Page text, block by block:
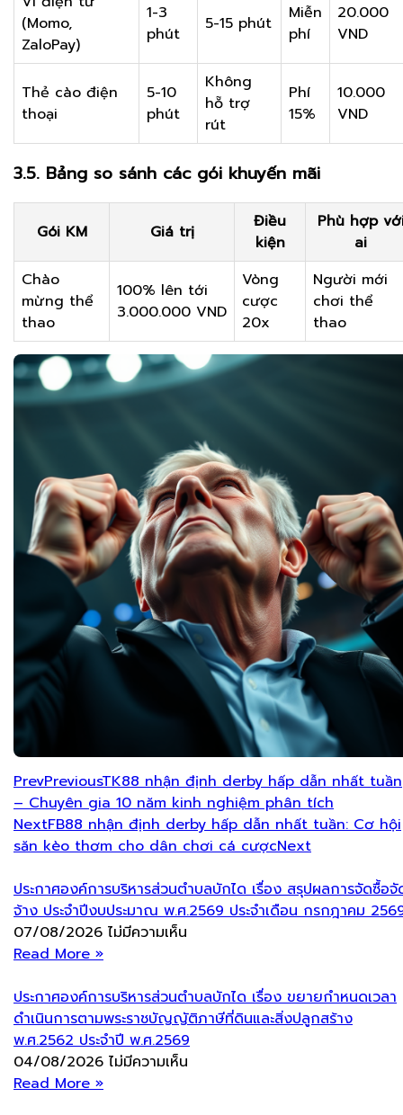
(Momo,
ZaloPay)
1-3
phút
5-15 phút
Miễn
phí
20.000
VND
Thẻ cào điện
thoại
5-10
phút
Không
hỗ trợ
rút
Phí
15%
10.000
VND
3.5. Bảng so sánh các gói khuyến mãi
Gói KM Giá trị
Điều
kiện
Phù hợp
ai
Chào
mừng thể
thao
100% lên tới
3.000.000 VND
Vòng
cược
20x
Người mới
chơi thể
thao
PrevPreviousTK88 nhận định derby hấp dẫn nhất tuần
– Chuyên gia 10 năm kinh nghiệm phân tích
NextFB88 nhận định derby hấp dẫn nhất tuần: Cơ hội
săn kèo thơm cho dân chơi cá cượcNext
ประกาศองค์การบริหารส่วนตำบลบักได เรื่อง สรุปผลการจัดซื้อจั
จ้าง ประจำปีงบประมาณ พ.ศ.2569 ประจำเดือน กรกฎาคม
07/08/2026 ไม่มีความเห็น
Read More »
ประกาศองค์การบริหารส่วนตำบลบักได เรื่อง ขยายกำหนดเวลา
ดำเนินการตามพระราชบัญญัติภาษีที่ดินและสิ่งปลูกสร้าง
พ.ศ.2562 ประจำปี พ.ศ.2569
04/08/2026 ไม่มีความเห็น
Read More »